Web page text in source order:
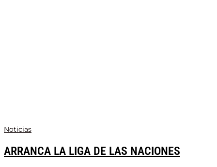
Noticias
ARRANCA LA LIGA DE LAS NACIONES